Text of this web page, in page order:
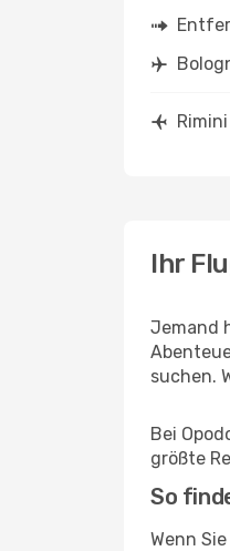
Ihr
Jemand
suchen.
Bei
größte
So
Wenn